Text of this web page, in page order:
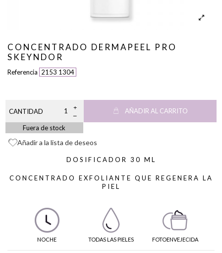
CONCENTRADO DERMAPEEL PRO
SKEYNDOR
Referencia 2153 1304
CANTIDAD AÑADIR AL CARRITO
Fuera de stock
Añadir a la lista de deseos
DOSIFICADOR 30 ML
CONCENTRADO EXFOLIANTE QUE REGENERA LA
PIEL
NOCHE TODAS LAS PIELES FOTOENVEJECIDA